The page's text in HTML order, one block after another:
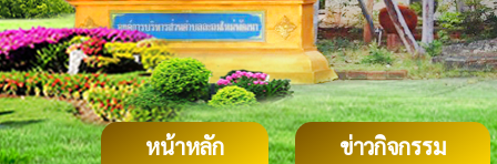
หน้าหลัก ข่าวกิจกรรม